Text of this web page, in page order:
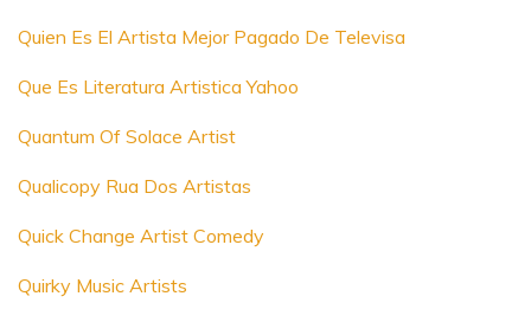
Quien Es El Artista Mejor Pagado De Televisa
Que Es Literatura Artistica Yahoo
Quantum Of Solace Artist
Qualicopy Rua Dos Artistas
Quick Change Artist Comedy
Quirky Music Artists